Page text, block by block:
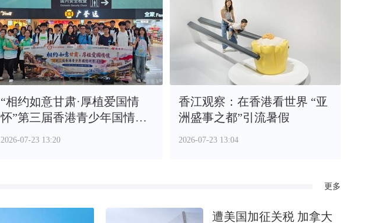
“相约如意甘肃·厚植爱国情
怀”第三届香港青少年国情研
2026-07-23 13:20
香江观察：在香港看世界 “亚
洲盛事之都”引流暑假
2026-07-23 13:04
更多
遭美国加征关税 加拿大